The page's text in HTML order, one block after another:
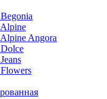
Angora